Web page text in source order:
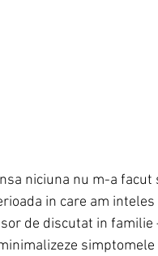
niciuna nu m-a facut
in care am
de discutat in
simptomele